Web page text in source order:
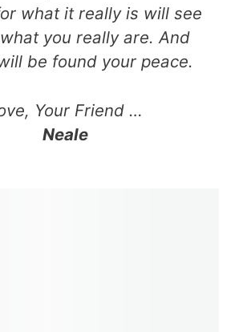
what it really is will see
you really are. And
be found your peace.
Your Friend …
Neale